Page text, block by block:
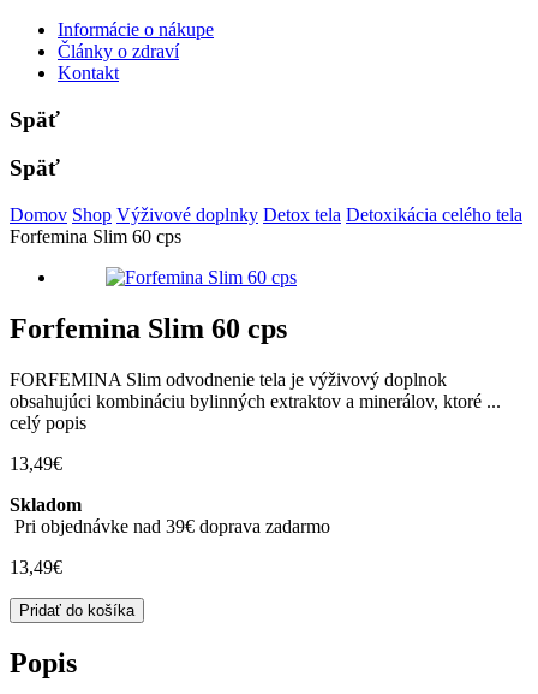
Informácie o nákupe
Články o zdraví
Kontakt
Späť
Späť
Domov Shop Výživové doplnky Detox tela Detoxikácia celého tela
Forfemina Slim 60 cps
Forfemina Slim 60 cps
FORFEMINA Slim odvodnenie tela je výživový doplnok
obsahujúci kombináciu bylinných extraktov a minerálov, ktoré ...
celý popis
13,49€
Skladom
Pri objednávke nad 39€ doprava zadarmo
13,49€
množstvo
Forfemina
Slim
60
Pridať do košíka
Popis